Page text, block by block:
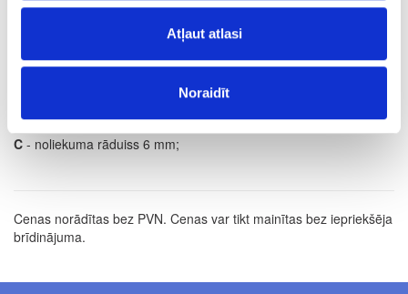
Atļaut atlasi
Noraidīt
Noliekuma profils:
C - noliekuma rāduiss 6 mm;
Cenas norādītas bez PVN. Cenas var tikt mainītas bez iepriekšēja
brīdinājuma.